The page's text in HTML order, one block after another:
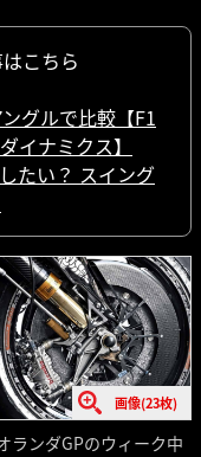
こちら
グルで比較【F1
イナミクス】
たい？ スイング
画像(23枚)
ランダGPのウィーク中